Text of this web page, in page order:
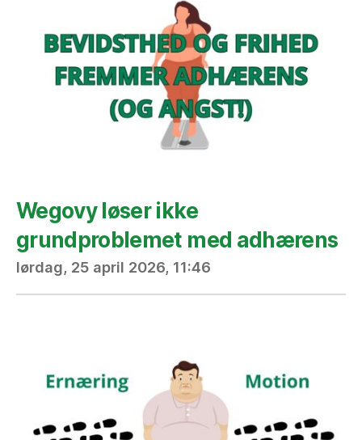
Wegovy løser ikke
grundproblemet med adhærens
lørdag, 25 april 2026, 11:46